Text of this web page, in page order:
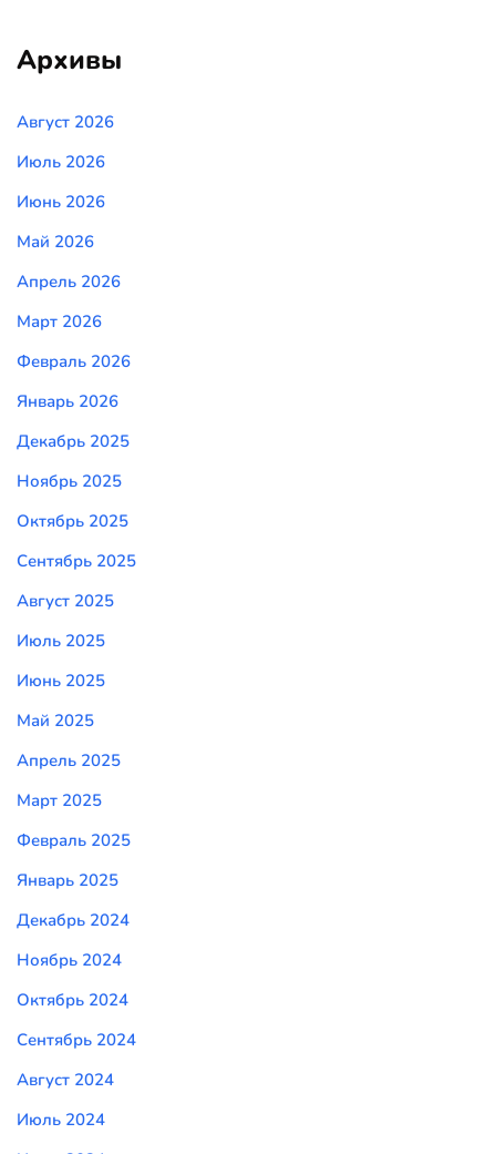
Архивы
Август 2026
Июль 2026
Июнь 2026
Май 2026
Апрель 2026
Март 2026
Февраль 2026
Январь 2026
Декабрь 2025
Ноябрь 2025
Октябрь 2025
Сентябрь 2025
Август 2025
Июль 2025
Июнь 2025
Май 2025
Апрель 2025
Март 2025
Февраль 2025
Январь 2025
Декабрь 2024
Ноябрь 2024
Октябрь 2024
Сентябрь 2024
Август 2024
Июль 2024